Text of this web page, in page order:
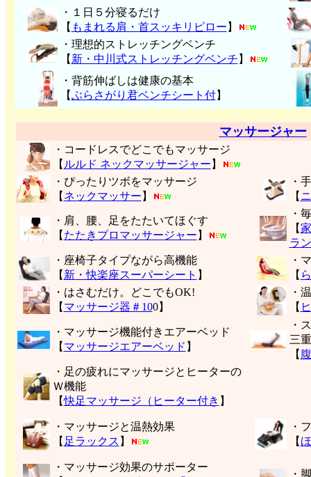
・１日５分寝るだけ
【 もまれる肩・首スッキリピロー 】
・理想的ストレッチングベンチ
【 新・中川式ストレッチングベンチ 】
・背筋伸ばしは健康の基本
【ぶらさがり君ベンチシート付】
マッサージャー
・コードレスでどこでもマッサージ
【 ルルド ネックマッサージャー 】
・ぴったりツボをマッサージ
【 ネックマッサー 】
・
【
・肩、腰、足をたたいてほぐす
【 たたきプロマッサージャー 】
・
【
ラ
・座椅子タイプながら高機能
【 新・快楽座スーパーシート 】
・
【
・はさむだけ。どこでもOK!
【 マッサージ器＃100】
・
【
・マッサージ機能付きエアーベッド
【 マッサージエアーベッド 】
・
三
【
・足の疲れにマッサージとヒーターの
Ｗ機能
【快足マッサージ（ヒーター付き 】
・マッサージと温熱効果
【 足ラックス 】
・
【
・マッサージ効果のサポーター
・